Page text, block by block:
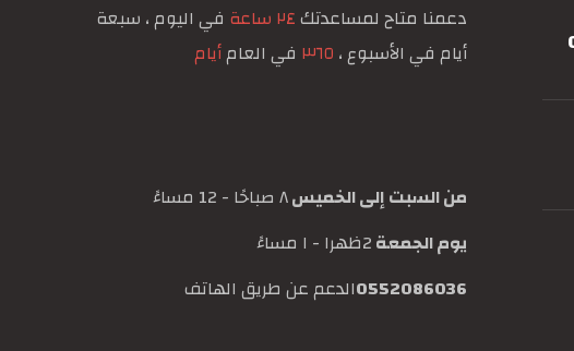
دعمنا متاح لمساعدتك٢٤ ساعة
في اليوم ، سبعة
أيام في الأسبوع ، ٣٦٥ في العامأيام
من السبت إلى الخميس٨ صباحًا - 12 مساءً
يوم الجمعة2ظهرا - ١ مساءً
0552086036الدعم عن طريق الهاتف